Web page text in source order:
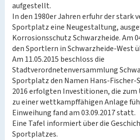
aufgestellt.
In den 1980er Jahren erfuhr der stark
Sportplatz eine Neugestaltung,
Korrosionsschutz Schwarzheide. Am
den Sportlern in Schwarzheide-West
Am 11.05.2015 beschloss die
Stadtverordnetenversammlung
Sportplatz den Namen Hans-Fischer-
2016 erfolgten Investitionen, die zum
zu einer wettkampffähigen Anlage
Einweihung fand am 03.09.2017 statt.
Eine Tafel informiert über die
Sportplatzes.